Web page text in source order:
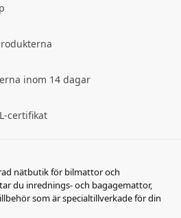
inom 14 dagar
certifikat
nätbutik för bilmattor och
du inrednings- och bagagemattor,
som är specialtillverkade för din